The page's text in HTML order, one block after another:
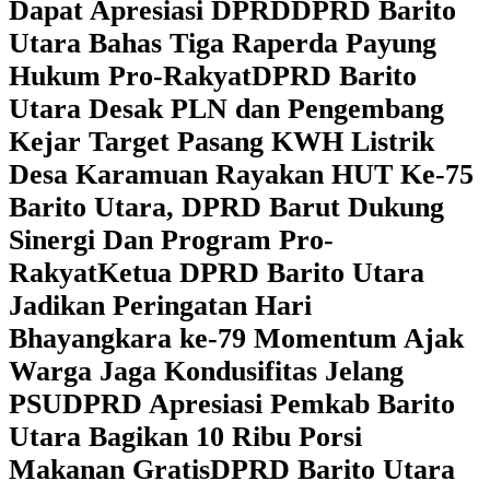
Dapat Apresiasi DPRDDPRD Barito
Utara Bahas Tiga Raperda Payung
Hukum Pro-RakyatDPRD Barito
Utara Desak PLN dan Pengembang
Kejar Target Pasang KWH Listrik
Desa Karamuan Rayakan HUT Ke-75
Barito Utara, DPRD Barut Dukung
Sinergi Dan Program Pro-
RakyatKetua DPRD Barito Utara
Jadikan Peringatan Hari
Bhayangkara ke-79 Momentum Ajak
Warga Jaga Kondusifitas Jelang
PSUDPRD Apresiasi Pemkab Barito
Utara Bagikan 10 Ribu Porsi
Makanan GratisDPRD Barito Utara